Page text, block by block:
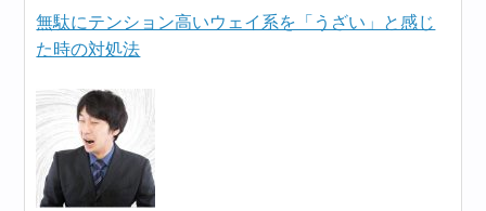
無駄にテンション高いウェイ系を「うざい」と感じ
た時の対処法